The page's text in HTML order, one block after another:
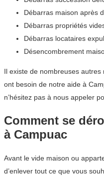
Débarras maison après
Débarras propriétés
Débarras locataires
Désencombrement
Il existe de nombreuses
ont besoin de notre aide à
n’hésitez pas à nous appeler
Comment se
à Campuac
Avant le vide maison ou
d’enlever tout ce que vous